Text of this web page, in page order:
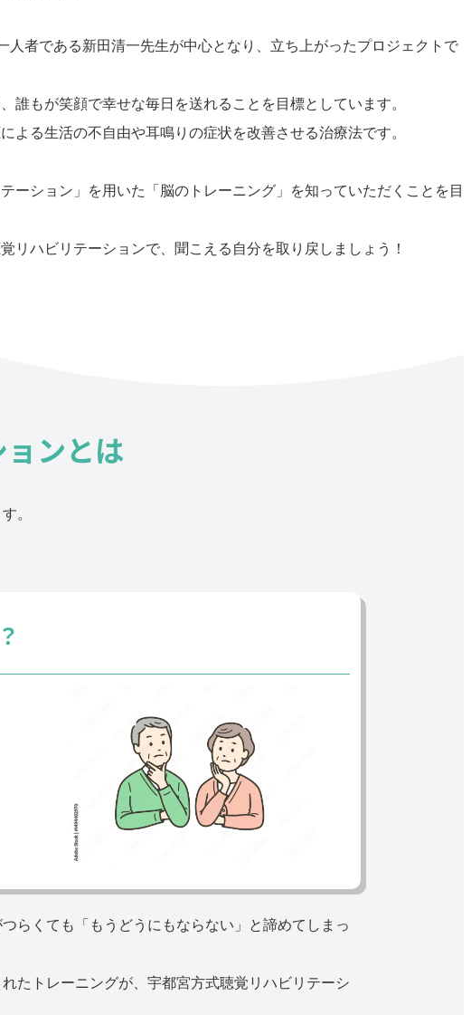
者である新田清一先生が中心となり、立ち上がったプロジェクトで
誰もが笑顔で幸せな毎日を送れることを目標としています。
る生活の不自由や耳鳴りの症状を改善させる治療法です。
ーション」を用いた「脳のトレーニング」を知っていただくことを目
ハビリテーションで、聞こえる自分を取り戻しましょう！
ンとは
。
らくても「もうどうにもならない」と諦めてしまっ
たトレーニングが、宇都宮方式聴覚リハビリテーシ